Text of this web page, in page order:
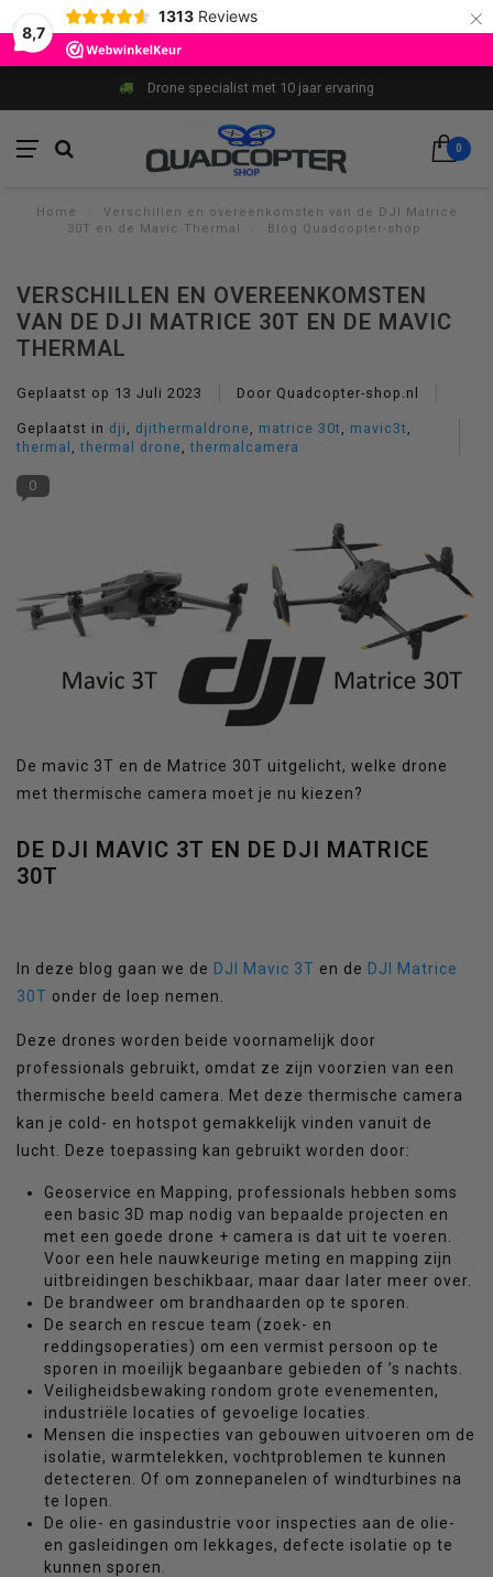
8,7
1313 Reviews ×
93% van onze klanten
0
Home
Verschillen en overeenkomsten van de DJI Matrice
30T en de Mavic Thermal
Blog Quadcopter-shop
VERSCHILLEN EN OVEREENKOMSTEN
VAN DE DJI MATRICE 30T EN DE MAVIC
THERMAL
Geplaatst op 13 Juli 2023 Door Quadcopter-shop.nl
Geplaatst in dji djithermaldrone matrice 30t mavic3t
thermal
,thermal drone ,thermalcamera
0
De mavic 3T en de Matrice 30T uitgelicht, welke drone
met thermische camera moet je nu kiezen?
DE DJI MAVIC 3T EN DE DJI MATRICE
30T
In deze blog gaan we de DJI Mavic 3T en de DJI Matrice
30T onder de loep nemen.
Deze drones worden beide voornamelijk door
professionals gebruikt, omdat ze zijn voorzien van een
thermische beeld camera. Met deze thermische camera
kan je cold- en hotspot gemakkelijk vinden vanuit de
lucht. Deze toepassing kan gebruikt worden door:
Geoservice en Mapping, professionals hebben soms
een basic 3D map nodig van bepaalde projecten en
met een goede drone + camera is dat uit te voeren.
Voor een hele nauwkeurige meting en mapping zijn
uitbreidingen beschikbaar, maar daar later meer over.
De brandweer om brandhaarden op te sporen.
De search en rescue team (zoek- en
reddingsoperaties) om een vermist persoon op te
sporen in moeilijk begaanbare gebieden of ’s nachts.
Veiligheidsbewaking rondom grote evenementen,
industriële locaties of gevoelige locaties.
Mensen die inspecties van gebouwen uitvoeren om de
isolatie, warmtelekken, vochtproblemen te kunnen
detecteren. Of om zonnepanelen of windturbines na
te lopen.
De olie- en gasindustrie voor inspecties aan de olie-
en gasleidingen om lekkages, defecte isolatie op te
kunnen sporen.